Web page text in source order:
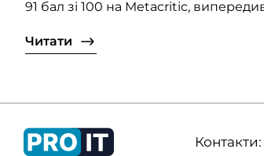
91 бал зі 100 на Metacritic,
Читати
Контакти: